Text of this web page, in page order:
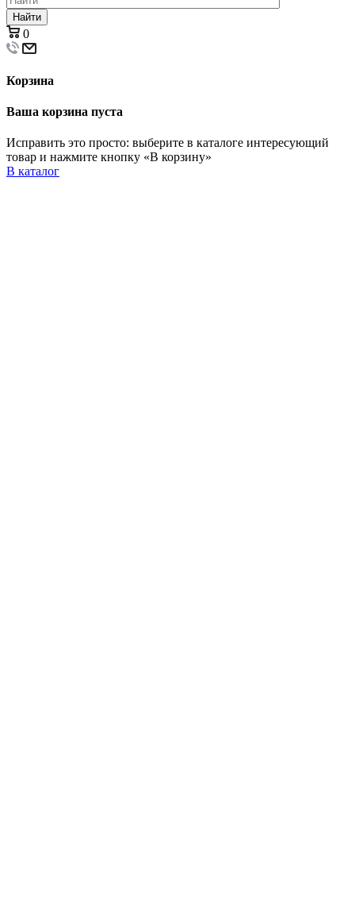
Найти
0
Корзина
Ваша корзина пуста
Исправить это просто: выберите в каталоге интересующий
товар и нажмите кнопку «В корзину»
В каталог